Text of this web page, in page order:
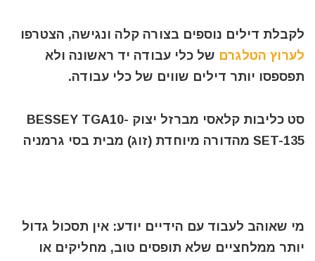
לקבלת דילים נוספים בצורה קלה ונגישה, הצטרפו
לערוץ הטלגרם של כלי עבודה יד ראשונה ולא
תפספסו יותר דילים שווים של כלי עבודה.
סט כליבות קלאסי מברזל יצוק BESSEY TGA10-
SET-135 מהדורה מיוחדת (זוג) מבית בסי גרמניה
מי שאוהב לעבוד עם הידיים יודע: אין תסכול גדול
יותר ממלחציים שלא תופסים טוב, מחליקים או